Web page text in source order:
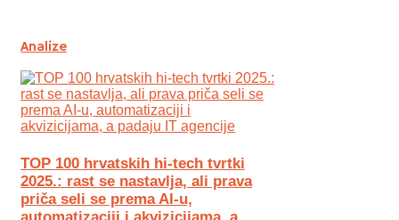
Analize
TOP 100 hrvatskih hi-tech tvrtki
2025.: rast se nastavlja, ali prava
priča seli se prema AI-u,